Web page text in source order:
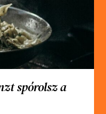
spórolsz a